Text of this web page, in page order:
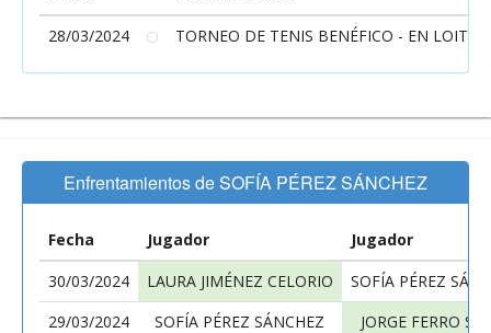
28/03/2024
TORNEO DE TENIS BENÉFICO - EN LOITA
Enfrentamientos de SOFÍA PÉREZ SÁNCHEZ
Fecha Jugador
Jugador
30/03/2024
LAURA JIMÉNEZ CELORIO
SOFÍA PÉREZ
29/03/2024
SOFÍA PÉREZ SÁNCHEZ
JORGE FERRO